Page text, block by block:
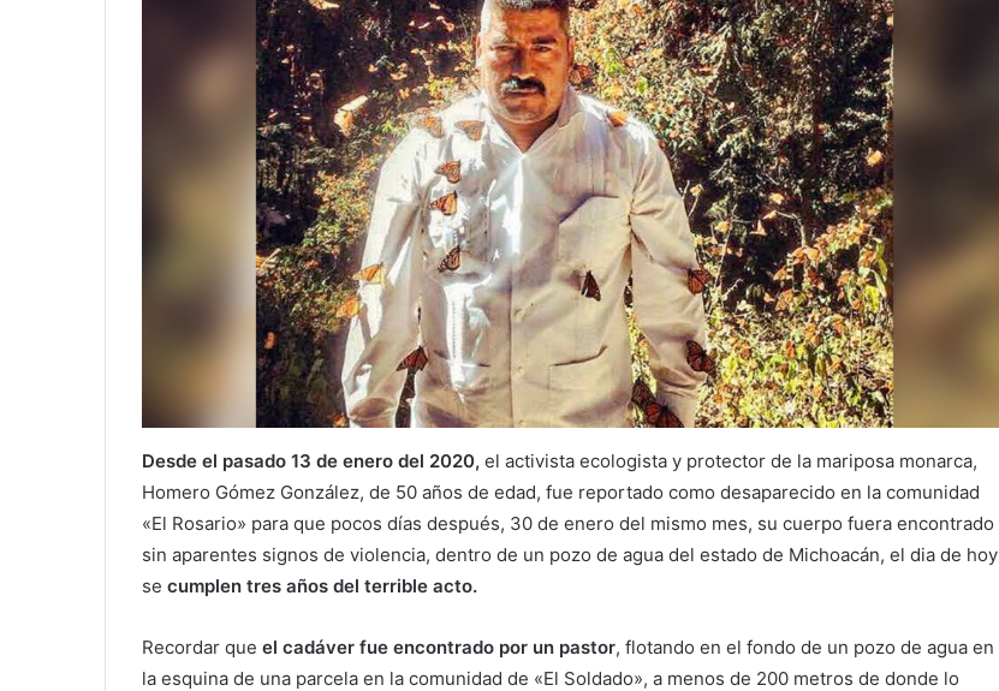
Desde el pasado 13 de enero del 2020, el activista ecologista y protector de la mariposa monarca,
Homero Gómez González, de 50 años de edad, fue reportado como desaparecido en la comunidad
«El Rosario» para que pocos días después, 30 de enero del mismo mes, su cuerpo fuera encontrado
sin aparentes signos de violencia, dentro de un pozo de agua del estado de Michoacán, el dia de hoy
se cumplen tres años del terrible acto.
Recordar que el cadáver fue encontrado por un pastor, flotando en el fondo de un pozo de agua en
la esquina de una parcela en la comunidad de «El Soldado», a menos de 200 metros de donde lo